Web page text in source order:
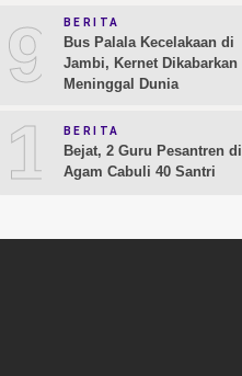
9 BERITA
Bus Palala Kecelakaan di
Jambi, Kernet Dikabarkan
Meninggal Dunia
10BERITA
Bejat, 2 Guru Pesantren di
Agam Cabuli 40 Santri